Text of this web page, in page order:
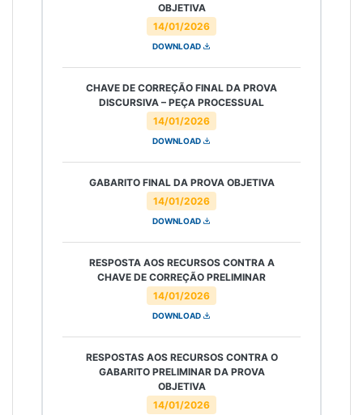
14/01/2026
OBJETIVA
DOWNLOAD
14/01/2026
CHAVE DE CORREÇÃO FINAL DA PROVA
DISCURSIVA – PEÇA PROCESSUAL
DOWNLOAD
14/01/2026
GABARITO FINAL DA PROVA OBJETIVA
DOWNLOAD
14/01/2026
RESPOSTA AOS RECURSOS CONTRA A
CHAVE DE CORREÇÃO PRELIMINAR
DOWNLOAD
14/01/2026
RESPOSTAS AOS RECURSOS CONTRA O
GABARITO PRELIMINAR DA PROVA
OBJETIVA